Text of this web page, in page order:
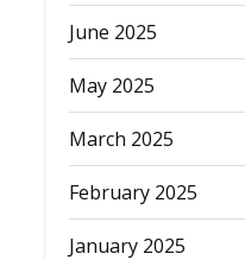
June 2025
May 2025
March 2025
February 2025
January 2025